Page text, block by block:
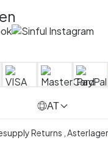
AT
Returns ,